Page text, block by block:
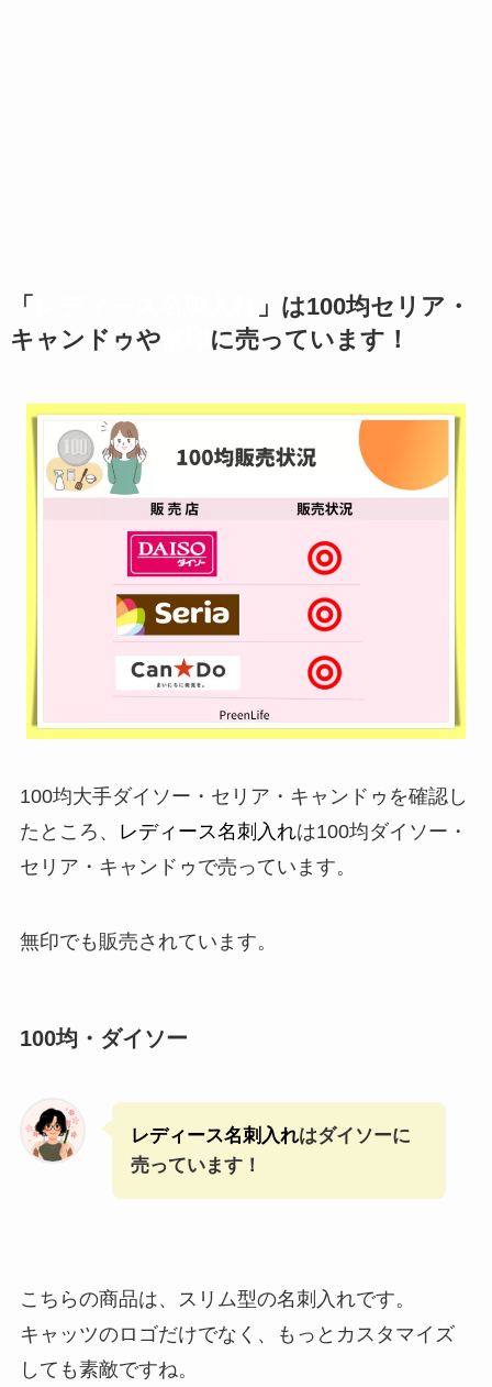
「
」は100均セリア・
キャンドゥや
に売っています！
100均大手ダイソー・セリア・キャンドゥを確認し
たところ、
レディース名刺入れは100均ダイソー・
セリア・キャンドゥで売っています。
無印でも販売されています。
100均・ダイソー
レディース名刺入れはダイソーに
売っています！
こちらの商品は、スリム型の名刺入れです。
キャッツのロゴだけでなく、もっとカスタマイズ
しても素敵ですね。